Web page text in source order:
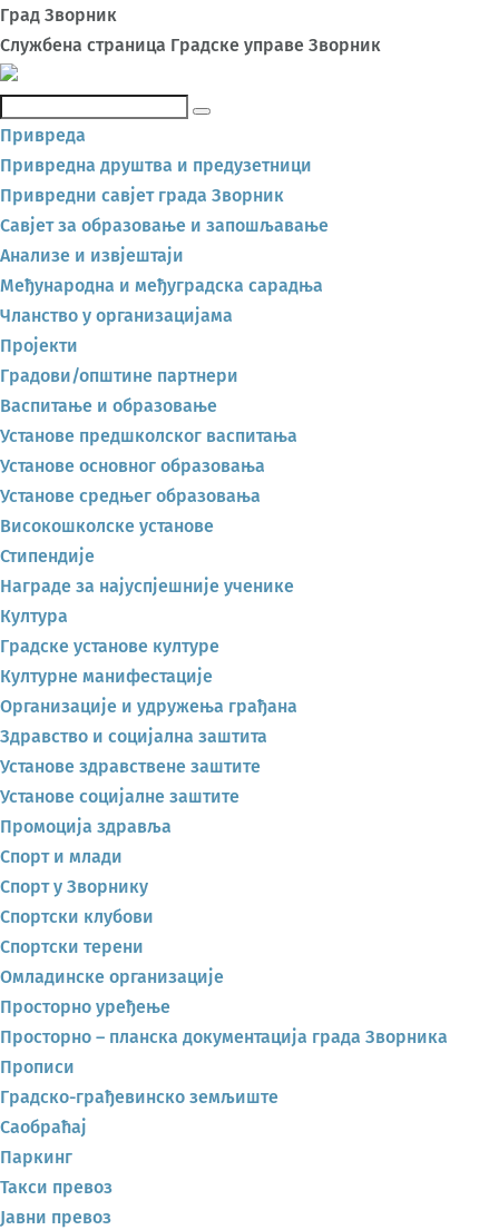
Град Зворник
Службена страница Градске управе Зворник
Претражи
Привреда
Привредна друштва и предузетници
Привредни савјет града Зворник
Савјет за образовање и запошљавање
Анализе и извјештаји
Међународна и међуградска сарадња
Чланство у организацијама
Пројекти
Градови/општине партнери
Васпитање и образовање
Установе предшколског васпитања
Установе основног образовања
Установе средњег образовања
Високошколске установе
Стипендије
Награде за најуспјешније ученике
Култура
Градске установе културе
Културне манифестације
Организације и удружења грађана
Здравство и социјална заштита
Установе здравствене заштите
Установе социјалне заштите
Промоција здравља
Спорт и млади
Спорт у Зворнику
Спортски клубови
Спортски терени
Омладинске организације
Просторно уређење
Просторно – планска документација града Зворника
Прописи
Градско-грађевинско земљиште
Саобраћај
Паркинг
Такси превоз
Јавни превоз